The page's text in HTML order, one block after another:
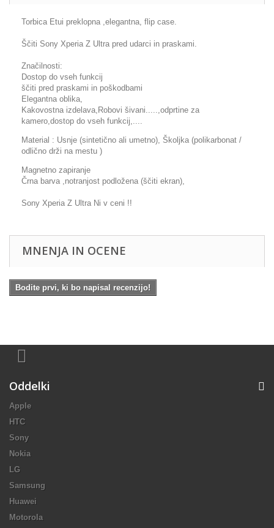
Torbica Etui preklopna ,elegantna, flip case.
Ščiti Sony Xperia Z Ultra pred udarci in praskami.
Značilnosti:
Dostop do vseh funkcij
ščiti pred praskami in poškodbami
Elegantna oblika,
Kakovostna izdelava,Robovi šivani.....,odprtine za
kamero,dostop do vseh funkcij,....
Material : Usnje (sintetično ali umetno), Školjka (polikarbonat /
odlično drži na mestu )
Magnetno zapiranje
Črna barva ,notranjost podložena (ščiti ekran),
Sony Xperia Z Ultra Ni v ceni !!
MNENJA IN OCENE
Bodite prvi, ki bo napisal recenzijo!
Oddelki
Apple
HTC
Sony
Nokia
LG
Samsung
Huawei
Motorola